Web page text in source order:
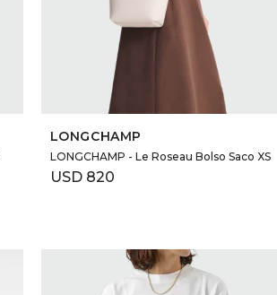
LONGCHAMP
LONGCHAMP - Le Roseau Bolso Saco XS
USD 820